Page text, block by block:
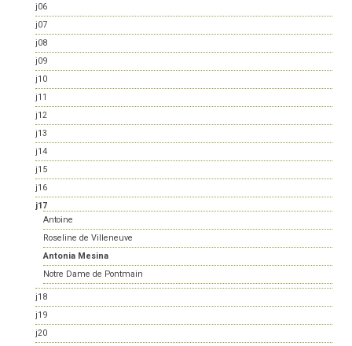
j06
j07
j08
j09
j10
j11
j12
j13
j14
j15
j16
j17
Antoine
Roseline de Villeneuve
Antonia Mesina
Notre Dame de Pontmain
j18
j19
j20